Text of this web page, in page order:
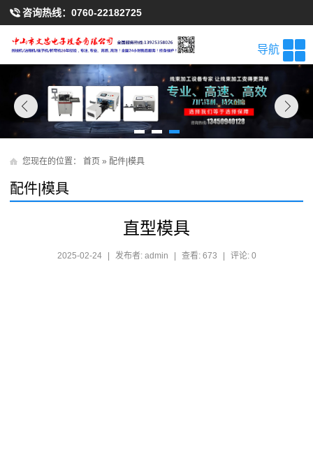
咨询热线： 0760-22182725
导航
您现在的位置： 首页 » 配件|模具
配件|模具
直型模具
2025-02-24 | 发布者: admin | 查看: 673 | 评论: 0